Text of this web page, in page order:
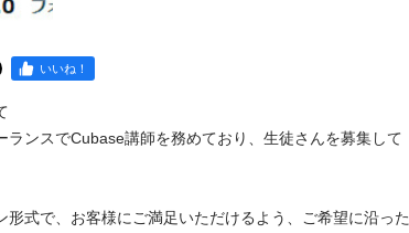
いいね！
ランスでCubase講師を務めており、生徒さんを募集して
形式で、お客様にご満足いただけるよう、ご希望に沿った